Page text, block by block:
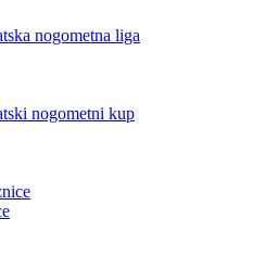
nogometna liga
nogometni kup